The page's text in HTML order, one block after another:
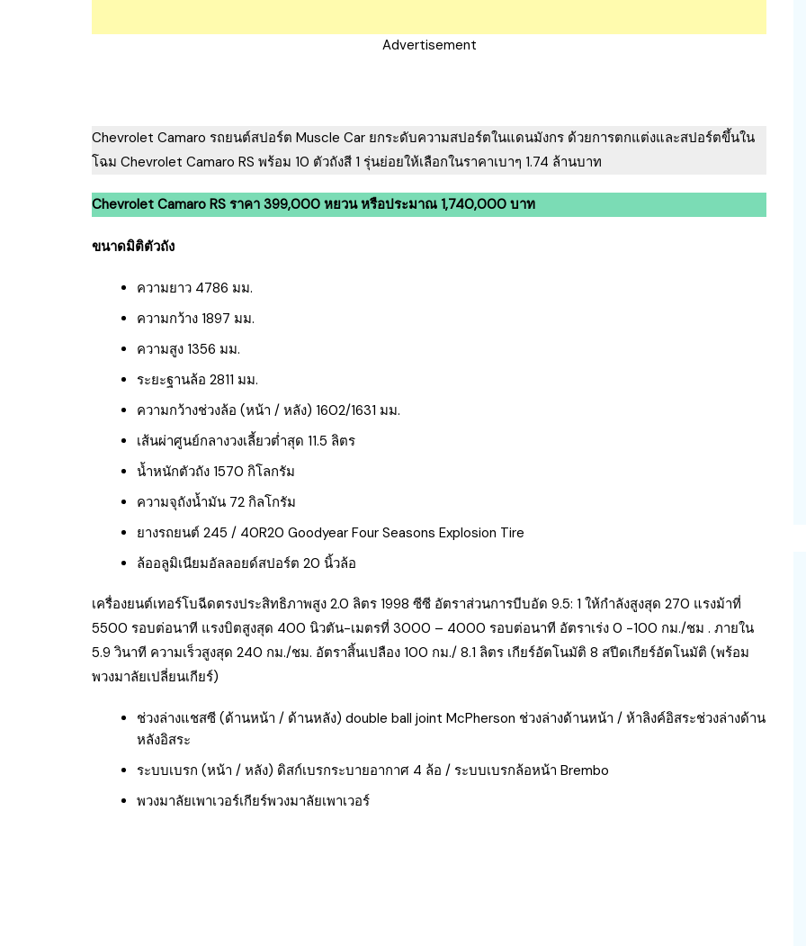
Advertisement
Chevrolet Camaro รถยนต์สปอร์ต Muscle Car ยกระดับความสปอร์ตในแดนมังกร ด้วยการตกแต่งและสปอร์ตขึ้นใน
โฉม Chevrolet Camaro RS พร้อม 10 ตัวถังสี 1 รุ่นย่อยให้เลือกในราคาเบาๆ 1.74 ล้านบาท
Chevrolet Camaro RS ราคา 399,000 หยวน หรือประมาณ 1,740,000 บาท
ขนาดมิติตัวถัง
ความยาว 4786 มม.
ความกว้าง 1897 มม.
ความสูง 1356 มม.
ระยะฐานล้อ 2811 มม.
ความกว้างช่วงล้อ (หน้า / หลัง) 1602/1631 มม.
เส้นผ่าศูนย์กลางวงเลี้ยวต่ำสุด 11.5 ลิตร
น้ำหนักตัวถัง 1570 กิโลกรัม
ความจุถังน้ำมัน 72 กิลโกรัม
ยางรถยนต์ 245 / 40R20 Goodyear Four Seasons Explosion Tire
ล้ออลูมิเนียมอัลลอยด์สปอร์ต 20 นิ้วล้อ
เครื่องยนต์เทอร์โบฉีดตรงประสิทธิภาพสูง 2.0 ลิตร 1998 ซีซี อัตราส่วนการบีบอัด 9.5: 1 ให้กำลังสูงสุด 270 แรงม้าที่
5500 รอบต่อนาที แรงบิตสูงสุด 400 นิวตัน-เมตรที่ 3000 – 4000 รอบต่อนาที อัตราเร่ง 0 -100 กม./ชม . ภายใน
5.9 วินาที ความเร็วสูงสุด 240 กม./ชม. อัตราสิ้นเปลือง 100 กม./ 8.1 ลิตร เกียร์อัตโนมัติ 8 สปีดเกียร์อัตโนมัติ (พร้อม
พวงมาลัยเปลี่ยนเกียร์)
ช่วงล่างแชสซี (ด้านหน้า / ด้านหลัง) double ball joint McPherson ช่วงล่างด้านหน้า / ห้าลิงค์อิสระช่วงล่างด้าน
หลังอิสระ
ระบบเบรก (หน้า / หลัง) ดิสก์เบรกระบายอากาศ 4 ล้อ / ระบบเบรกล้อหน้า Brembo
พวงมาลัยเพาเวอร์เกียร์พวงมาลัยเพาเวอร์